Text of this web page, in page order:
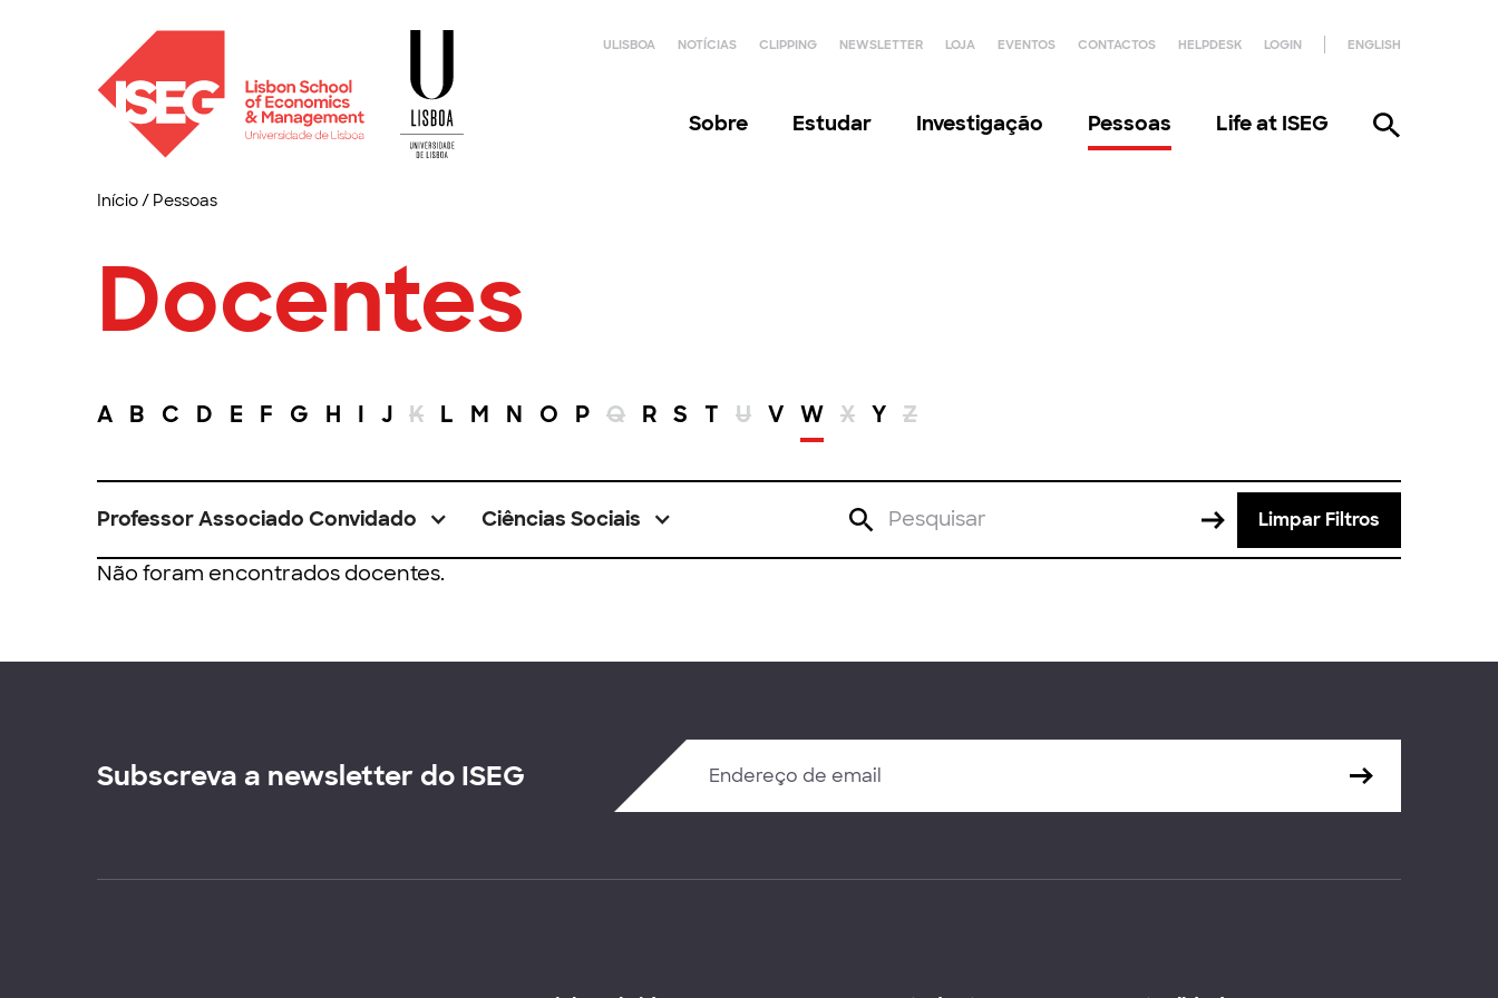
ULISBOA NOTÍCIAS CLIPPING NEWSLETTER LOJA EVENTOS CONTACTOS HELPDESK LOGIN ENGLISH
Sobre Estudar Investigação Pessoas Life at ISEG
Início/ Pessoas
Docentes
A B C D E F G H I J K L M N O P Q R S T U V W X Y Z
Professor Associado Convidado Ciências Sociais Limpar Filtros
Não foram encontrados docentes.
Subscreva a newsletter do ISEG